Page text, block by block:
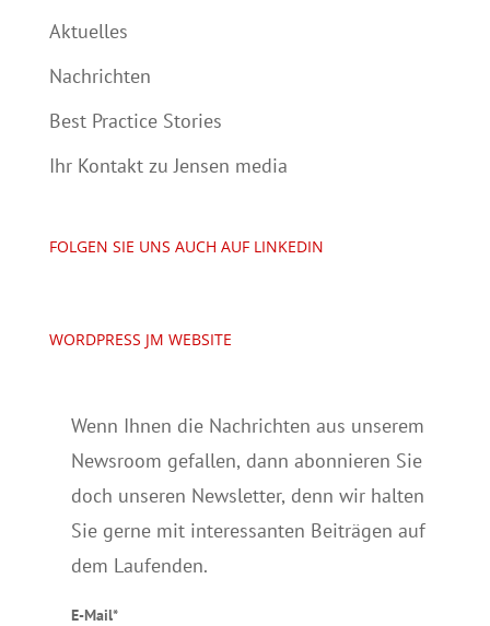
Aktuelles
Nachrichten
Best Practice Stories
Ihr Kontakt zu Jensen media
FOLGEN SIE UNS AUCH AUF LINKEDIN
WORDPRESS JM WEBSITE
Wenn Ihnen die Nachrichten aus unserem
Newsroom gefallen, dann abonnieren Sie
doch unseren Newsletter, denn wir halten
Sie gerne mit interessanten Beiträgen auf
dem Laufenden.
E-Mail*